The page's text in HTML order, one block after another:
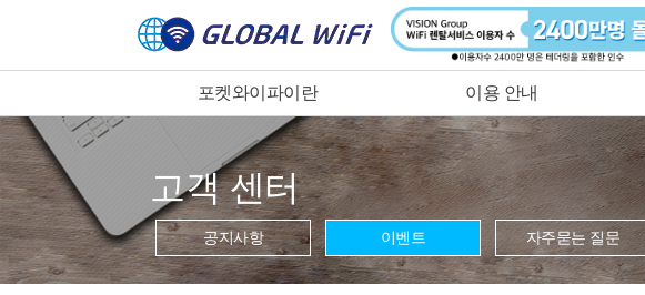
포켓와이파이란 이용 안내
고객 센터
공지사항 이벤트 자주묻는 질문